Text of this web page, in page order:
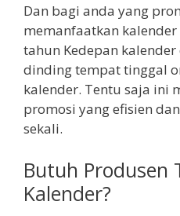
Dan bagi anda yang
memanfaatkan
tahun Kedepan
dinding tempat tinggal
kalender. Tentu saja ini
promosi yang efisien
sekali.
Butuh Produsen
Kalender?